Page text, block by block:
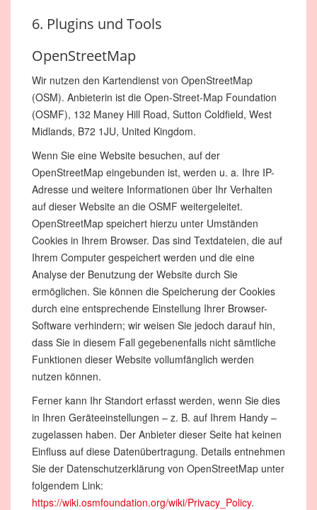
6. Plugins und Tools
OpenStreetMap
Wir nutzen den Kartendienst von OpenStreetMap
(OSM). Anbieterin ist die Open-Street-Map Foundation
(OSMF), 132 Maney Hill Road, Sutton Coldfield, West
Midlands, B72 1JU, United Kingdom.
Wenn Sie eine Website besuchen, auf der
OpenStreetMap eingebunden ist, werden u. a. Ihre IP-
Adresse und weitere Informationen über Ihr Verhalten
auf dieser Website an die OSMF weitergeleitet.
OpenStreetMap speichert hierzu unter Umständen
Cookies in Ihrem Browser. Das sind Textdateien, die auf
Ihrem Computer gespeichert werden und die eine
Analyse der Benutzung der Website durch Sie
ermöglichen. Sie können die Speicherung der Cookies
durch eine entsprechende Einstellung Ihrer Browser-
Software verhindern; wir weisen Sie jedoch darauf hin,
dass Sie in diesem Fall gegebenenfalls nicht sämtliche
Funktionen dieser Website vollumfänglich werden
nutzen können.
Ferner kann Ihr Standort erfasst werden, wenn Sie dies
in Ihren Geräteeinstellungen – z. B. auf Ihrem Handy –
zugelassen haben. Der Anbieter dieser Seite hat keinen
Einfluss auf diese Datenübertragung. Details entnehmen
Sie der Datenschutzerklärung von OpenStreetMap unter
folgendem Link:
https://wiki.osmfoundation.org/wiki/Privacy_Policy.